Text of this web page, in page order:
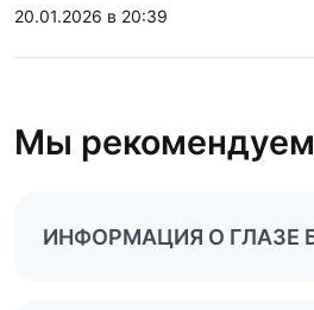
20.01.2026 в 20:39
Мы рекомендуем
ИНФОРМАЦИЯ О ГЛАЗЕ